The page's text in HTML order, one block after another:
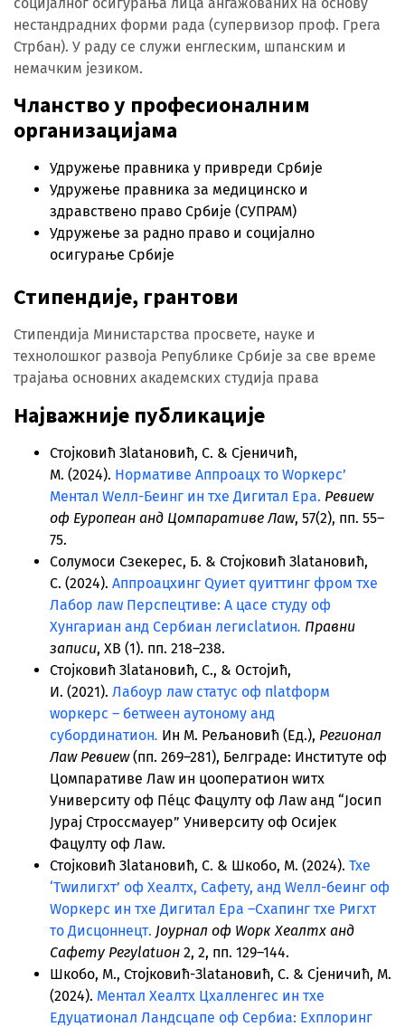
нестандрадних форми рада (супервизор проф. Грега
Стрбан). У раду се служи енглеским, шпанским и
немачким језиком.
Чланство у професионалним
организацијама
Удружење правника у привреди Србије
Удружење правника за медицинско и
здравствено право Србије (СУПРАМ)
Удружење за радно право и социјално
осигурање Србије
Стипендије, грантови
Стипендија Министарства просвете, науке и
технолошког развоја Републике Србије за све време
трајања основних академских студија права
Најважније публикације
Стојковић Зlatановић, С. & Сјеничић,
М. (2024). Нормативе Аппроацх то Wоркерс’
Ментал Wелл-Беинг ин тхе Дигитал Ера. Ревиеw
оф Еуропеан анд Цомпаративе Лаw, 57(2), пп. 55–
75.
Солyмоси Сзекерес, Б. & Стојковић Зlatановић,
С. (2024). Аппроацхинг Qуиет qуиттинг фром тхе
Лабор лаw Перспецтиве: А цасе студy оф
Хунгариан анд Сербиан легисlatион. Правни
записи, XВ (1). пп. 218–238.
Стојковић Зlatановић, С., & Остојић,
И. (2021). Лабоур лаw статус оф пlatформ
wоркерс – бетwеен аутономy анд
субординатион. Ин М. Рељановић (Ед.), Регионал
Лаw Ревиеw(пп. 269–281), Белграде: Институте оф
Цомпаративе Лаw ин цооператион wитх
Университy оф Пéцс Фацултy оф Лаw анд “Јосип
Јурај Строссмаyер” Университy оф Осијек
Фацултy оф Лаw.
Стојковић Зlatановић, С. & Шкобо, М. (2024). Тхе
‘Тwилигхт’ оф Хеалтх, Сафетy, анд Wелл-беинг оф
Wоркерс ин тхе Дигитал Ера –Схапинг тхе Ригхт
то Дисцоннецт. Јоурнал оф Wорк Хеалтх анд
Сафетy Регуlatион 2, 2, пп. 129–144.
Шкобо, М., Стојковић-Зlatановић, С. & Сјеничић, М.
(2024). Ментал Хеалтх Цхалленгес ин тхе
Едуцатионал Ландсцапе оф Сербиа: Еxплоринг